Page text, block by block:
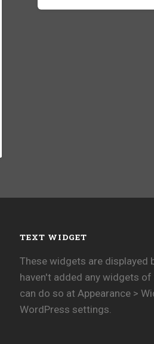
TEXT WIDGET
These widgets are displayed
haven't added any widgets of
can do so at Appearance >
WordPress settings.